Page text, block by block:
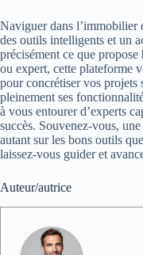
Naviguer dans l’immobilier
des outils intelligents et un
précisément ce que propose
ou expert, cette plateforme
pour concrétiser vos projets
pleinement ses
à vous entourer d’experts
succès. Souvenez-vous,
autant sur les bons outils
laissez-vous guider et
Auteur/autrice